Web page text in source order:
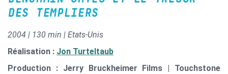
DES TEMPLIERS
2004 | 130 min | Etats-Unis
Réalisation : Jon Turteltaub
Production : Jerry Bruckheimer Films | Touchstone